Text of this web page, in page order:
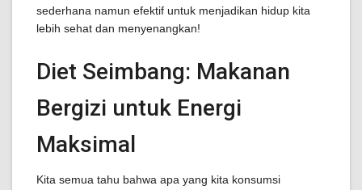
sederhana namun efektif untuk menjadikan hidup kita
lebih sehat dan menyenangkan!
Diet Seimbang: Makanan
Bergizi untuk Energi
Maksimal
Kita semua tahu bahwa apa yang kita konsumsi